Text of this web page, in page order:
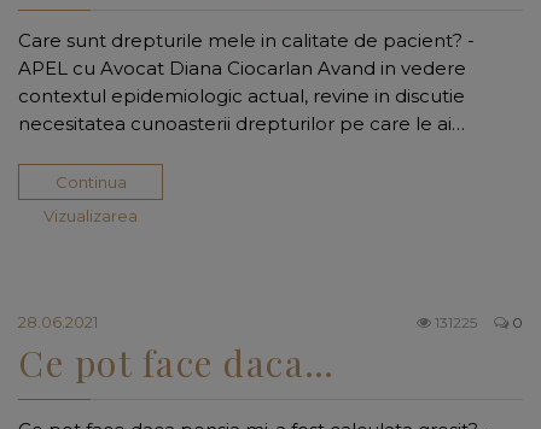
Care sunt drepturile mele in calitate de pacient? -
APEL cu Avocat Diana Ciocarlan Avand in vedere
contextul epidemiologic actual, revine in discutie
necesitatea cunoasterii drepturilor pe care le ai…
Continua
Vizualizarea
28.06.2021 0
131225
Ce pot face daca…